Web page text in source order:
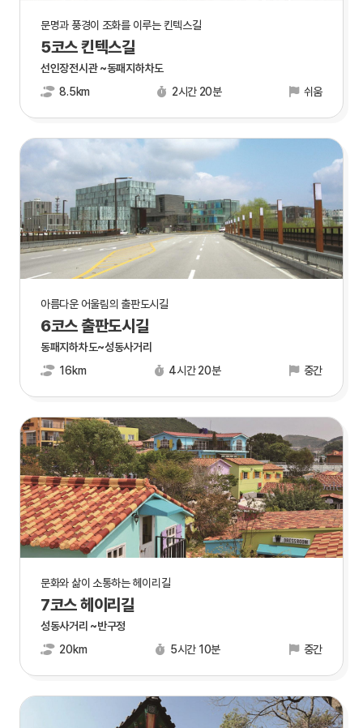
문명과 풍경이 조화를 이루는 킨텍스길
5코스 킨텍스길
선인장전시관 ~동패지하차도
8.5km
2시간 20분 쉬움
아름다운 어울림의 출판도시길
6코스 출판도시길
동패지하차도~성동사거리
16km
4시간 20분 중간
문화와 삶이 소통하는 헤이리길
7코스 헤이리길
성동사거리 ~반구정
20km
5시간 10분 중간